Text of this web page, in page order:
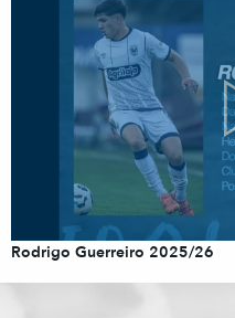
Rodrigo Guerreiro 2025/26